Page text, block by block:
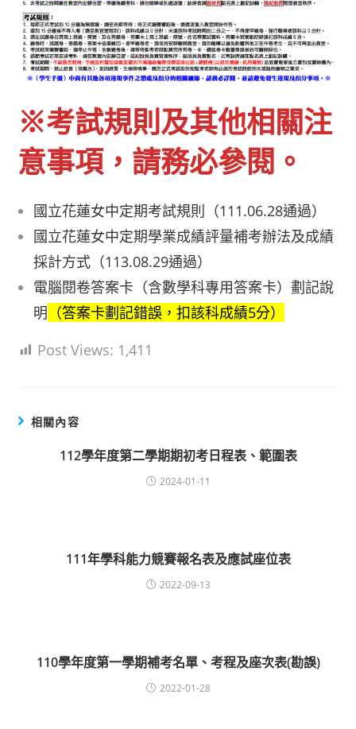
※考試規則及其他相關注
意事項，請務必參閱。
國立花蓮女中定期考試規則（111.06.28通過）
國立花蓮女中定期學業成績評量補考辦法及成績
採計方式（113.08.29通過）
電腦閱卷答案卡（含數學科專用答案卡）劃記說
明 （答案卡劃記錯誤，扣該科成績5分）
Post Views: 1,411
相關內容
112學年度第二學期期初考日程表、範圍表
2024-01-11
111年學科能力競賽報名表及應試座位表
2022-09-13
110學年度第一學期補考名單、考程及座次表(勘誤)
2022-01-28